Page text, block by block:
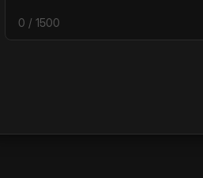
0 / 1500